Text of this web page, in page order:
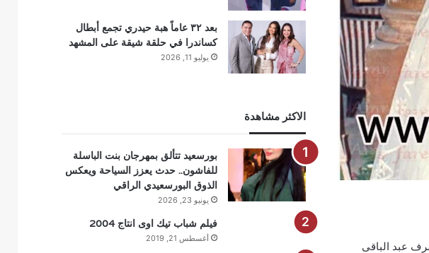
واشرف عبد الباقى
بعد ٣٢ عاماً هبة حيدري تجمع أبطال
كساندرا في حلقة شيقة على المشهد
يوليو 11, 2026
الاكثر مشاهدة
بورسعيد تتألق بمهرجان بنت الباسلة
للفاشون.. حدث يعزز السياحة ويعكس
الذوق البورسعيدي الراقي
يونيو 23, 2026
فيلم شباب تيك اوى انتاج 2004
أغسطس 21, 2019